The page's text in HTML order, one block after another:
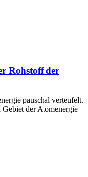
Rohstoff der
pauschal verteufelt.
Gebiet der Atomenergie